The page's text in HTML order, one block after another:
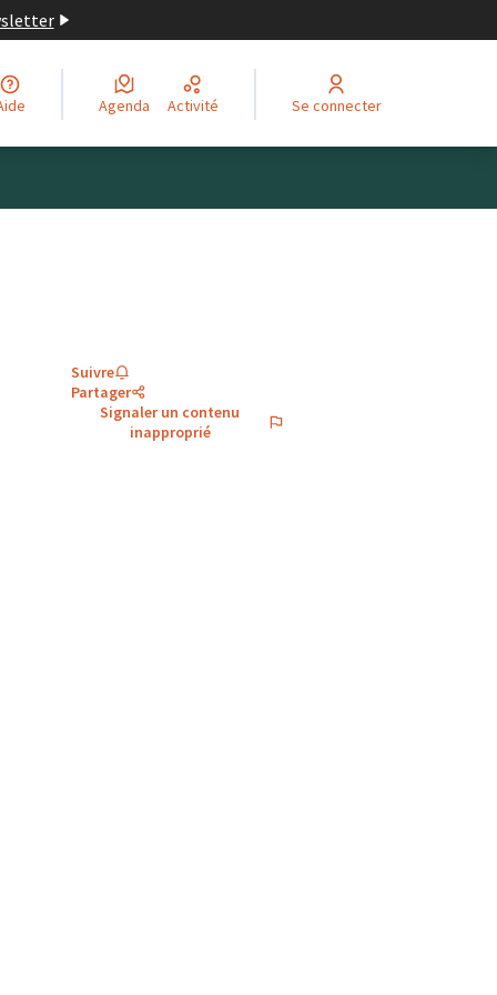
Aide Agenda Activité Se connecter
Suivre
Partager
Signaler un contenu
inapproprié